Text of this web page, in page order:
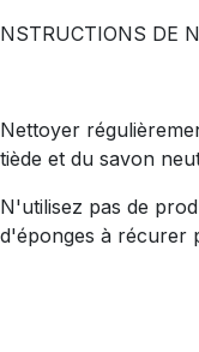
NSTRUCTIONS DE
Nettoyer
tiède et du savon
N'utilisez pas de
d'éponges à récurer